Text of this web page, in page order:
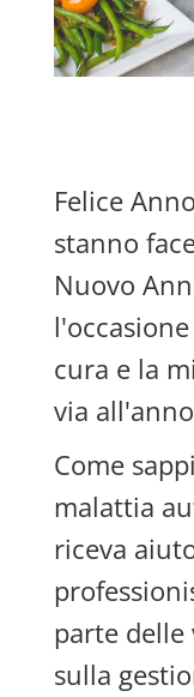
Felice
stanno
Nuovo
cura e la
via
Come
malattia
riceva
parte
sulla